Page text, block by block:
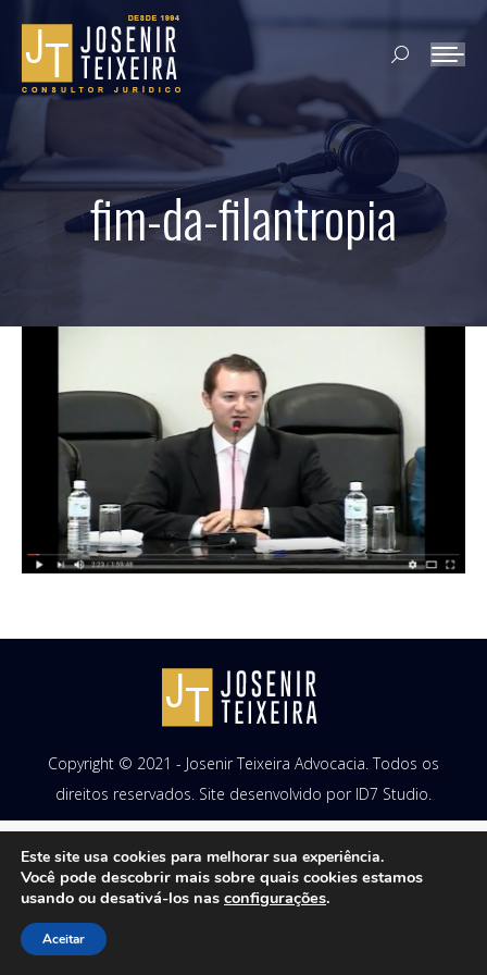
Search:
fim-da-filantropia
Copyright © 2021 - Josenir Teixeira Advocacia. Todos os
direitos reservados. Site desenvolvido por ID7 Studio.
Este site usa cookies para melhorar sua experiência.
Você pode descobrir mais sobre quais cookies estamos
usando ou desativá-los nas configurações.
Aceitar